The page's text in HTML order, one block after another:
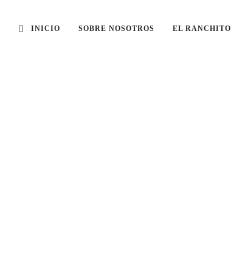
INICIO SOBRE NOSOTROS EL RANCHITO